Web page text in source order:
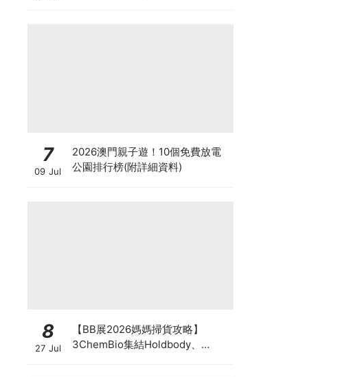
7
09 Jul
2026澳門親子遊！10個免費放電
公園排行榜(附詳細資料)
8
27 Jul
【BB展2026媽媽掃貨攻略】
3ChemBio集結Holdbody、